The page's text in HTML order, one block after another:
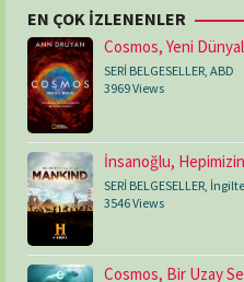
EN ÇOK İZLENENLER
Cosmos, Yeni
SERİ BELGESELLER, ABD
3969 Views
İnsanoğlu,
SERİ BELGESELLER,
3546 Views
Cosmos, Bir Uzay